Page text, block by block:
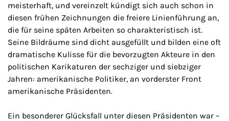
meisterhaft, und vereinzelt kündigt sich auch schon in
diesen frühen Zeichnungen die freiere Linienführung an,
die für seine späten Arbeiten so charakteristisch ist.
Seine Bildräume sind dicht ausgefüllt und bilden eine oft
dramatische Kulisse für die bevorzugten Akteure in den
politischen Karikaturen der sechziger und siebziger
Jahren: amerikanische Politiker, an vorderster Front
amerikanische Präsidenten.
Ein besonderer Glücksfall unter diesen Präsidenten war –